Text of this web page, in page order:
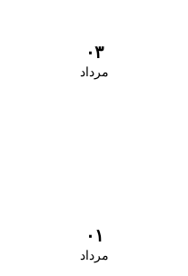
۰۳
مرداد
۰۱
مرداد